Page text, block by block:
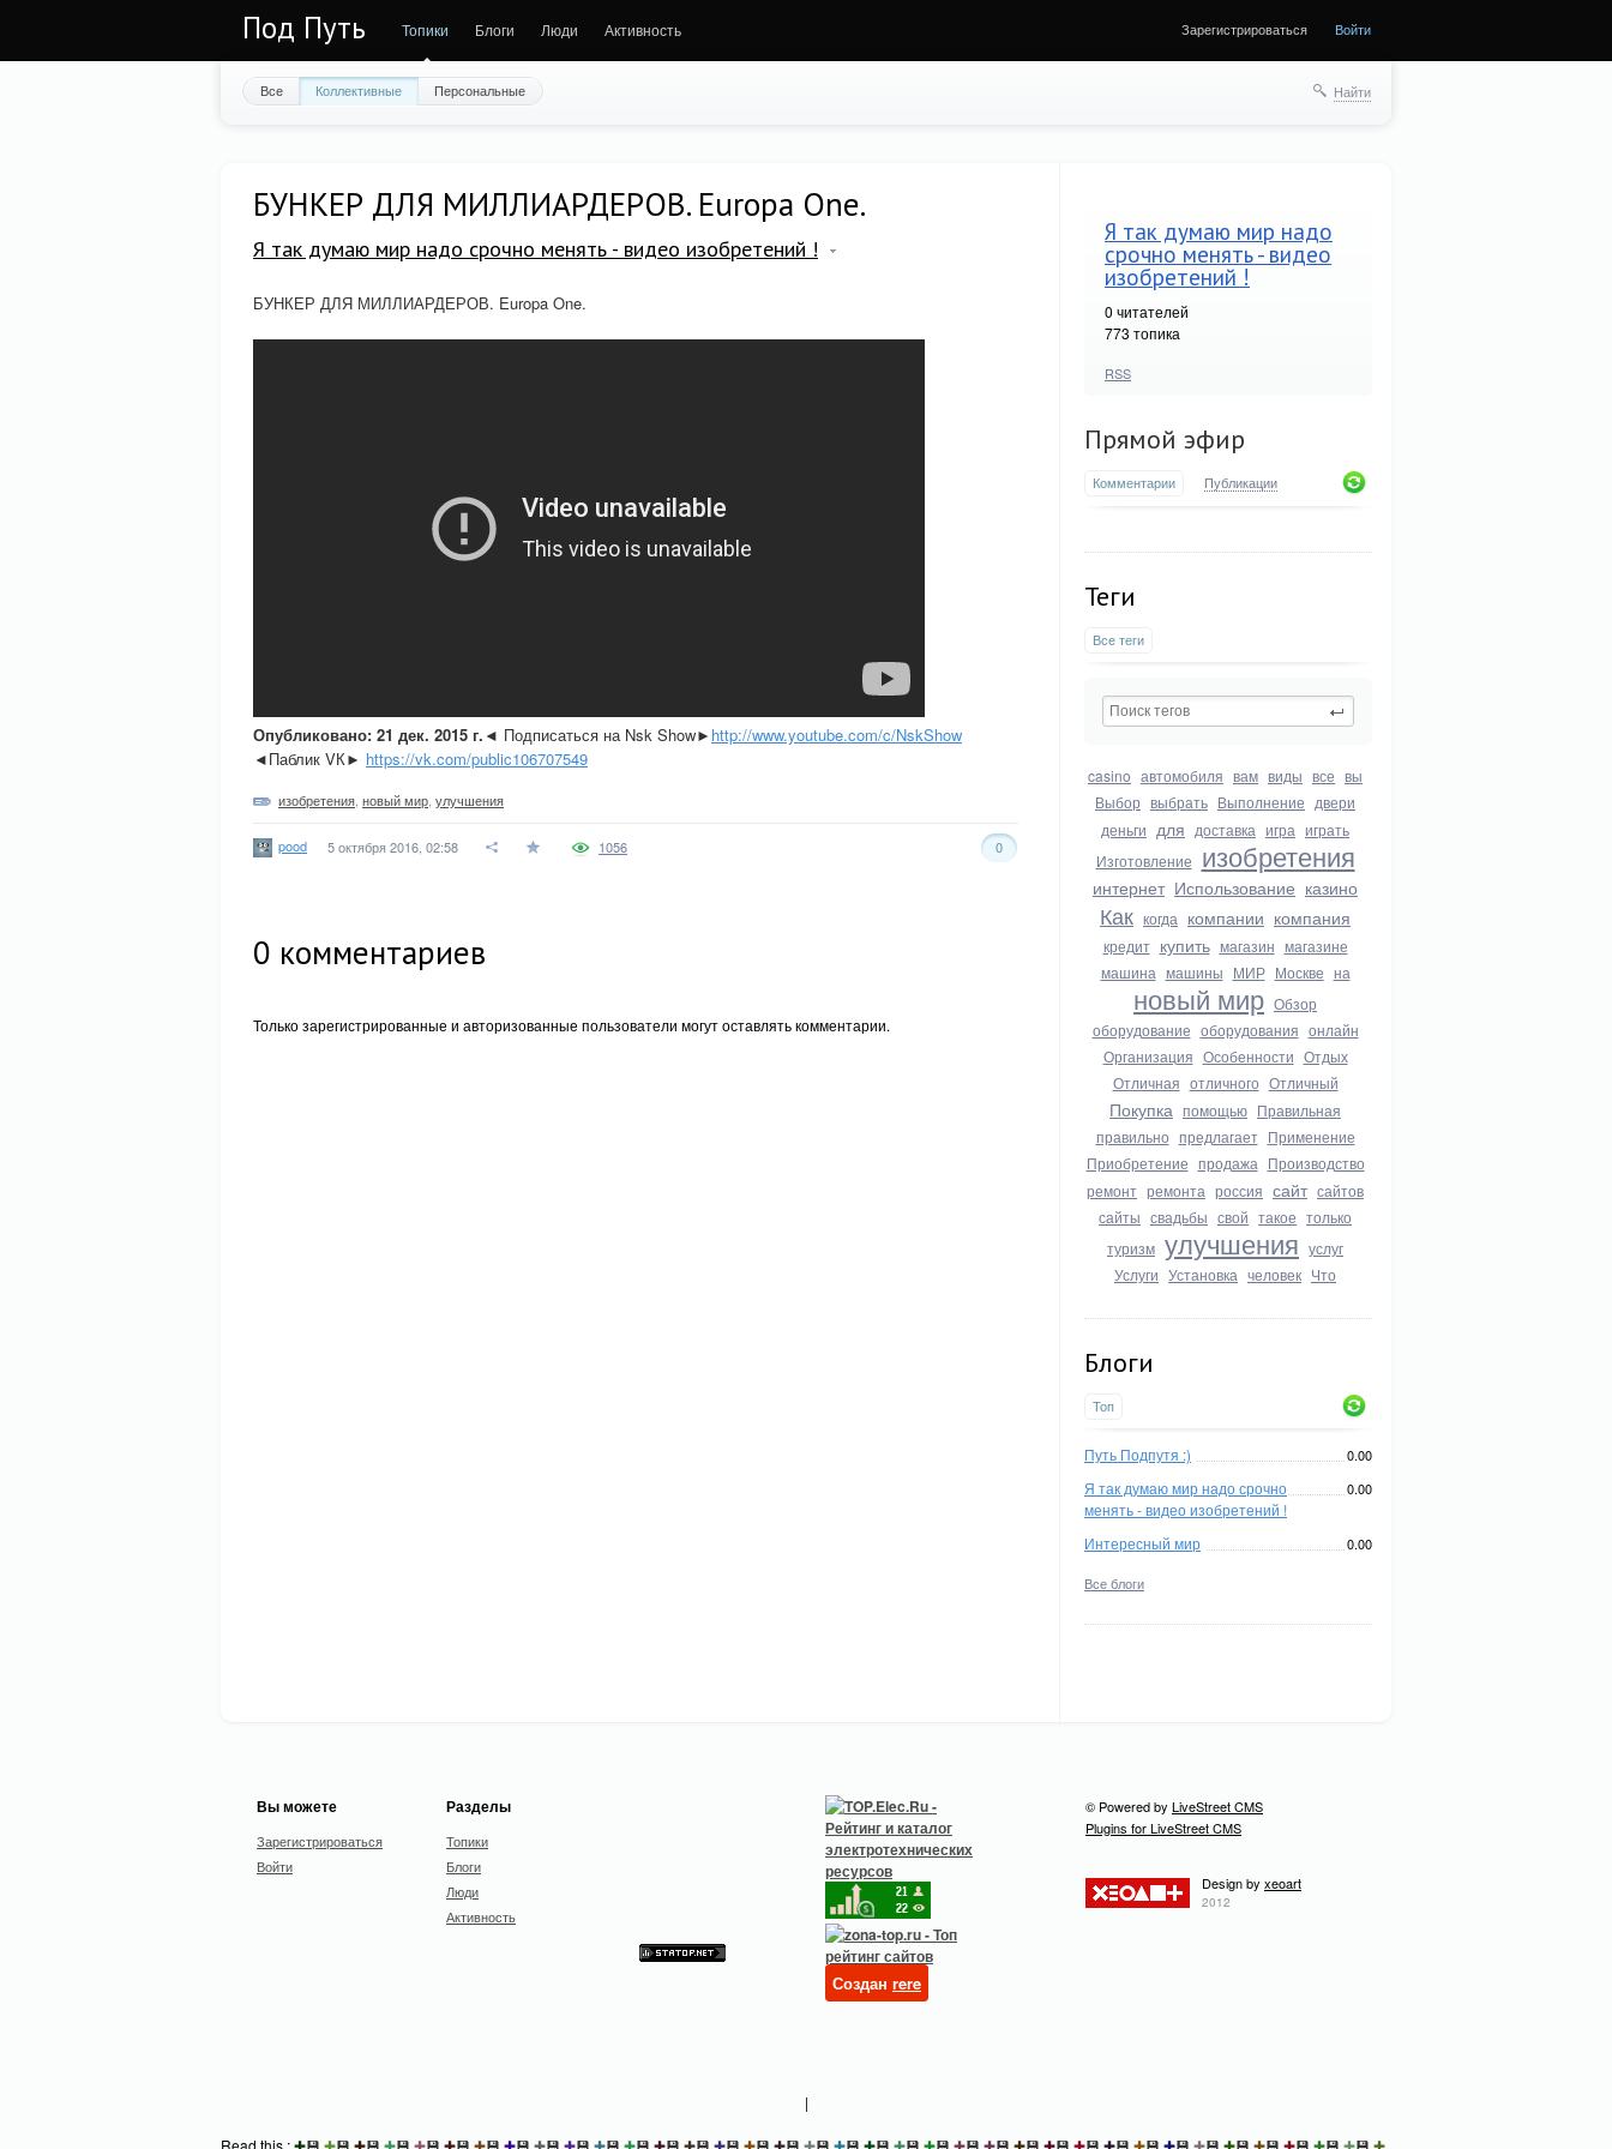
Под Путь Топики Блоги Люди Активность Зарегистрироваться Войти
Все Коллективные Персональные Найти
Я так думаю мир надо
срочно менять - видео
изобретений !
0 читателей
773 топика
RSS
Прямой эфир
Комментарии Публикации
Теги
Все теги
casino автомобиля вам виды все вы
Выбор выбрать Выполнение двери
деньги для доставка игра играть
Изготовление изобретения
интернет Использование казино
Как когда компании компания
кредит купить магазин магазине
машина машины МИР Москве на
новый мир Обзор
оборудование оборудования онлайн
Организация Особенности Отдых
Отличная отличного Отличный
Покупка помощью Правильная
правильно предлагает Применение
Приобретение продажа Производство
ремонт ремонта россия сайт сайтов
сайты свадьбы свой такое только
туризм улучшения услуг
Услуги Установка человек Что
Блоги
Топ
Путь Подпутя :) 0.00
Я так думаю мир надо срочно
менять - видео изобретений !
0.00
Интересный мир 0.00
Все блоги
БУНКЕР ДЛЯ МИЛЛИАРДЕРОВ. Europa One.
Я так думаю мир надо срочно менять - видео изобретений !
БУНКЕР ДЛЯ МИЛЛИАРДЕРОВ. Europa One.
Опубликовано: 21 дек. 2015 г. ◄ Подписаться на Nsk Show► http://www.youtube.com/c/NskShow
◄Паблик VК► https://vk.com/public106707549
изобретения новый мир улучшения
pood 5 октября 2016, 02:58 0
1056
0 комментариев
Только зарегистрированные и авторизованные пользователи могут оставлять комментарии.
Вы можете
Зарегистрироваться
Войти
Разделы
Топики
Блоги
Люди
Активность
Создан rere
© Powered by LiveStreet CMS
Plugins for LiveStreet CMS
Design by xeoart
2012
|
Read this :✚💾 ✚💾 ✚💾 ✚💾 ✚💾 ✚💾 ✚💾 ✚💾 ✚💾 ✚💾 ✚💾 ✚💾 ✚💾 ✚💾 ✚💾 ✚💾 ✚💾 ✚💾 ✚💾 ✚💾 ✚💾 ✚💾 ✚💾 ✚💾 ✚💾 ✚💾 ✚💾 ✚💾 ✚💾 ✚💾 ✚💾 ✚💾 ✚💾 ✚💾 ✚💾 ✚💾 ✚